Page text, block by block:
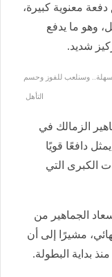
معنوية كبيرة،
وهو ما يدفع
شديد.
سهلة.. وسنلعب للفوز وحسم
التأهل
الزمالك في
دافعًا قويًا
الكبرى التي
الجماهير من
مشيرًا إلى أن
بداية البطولة.